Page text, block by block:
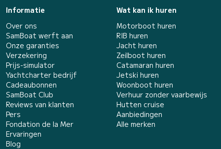
Informatie
Over ons
SamBoat werft aan
Onze garanties
Verzekering
Prijs-simulator
Yachtcharter bedrijf
Cadeaubonnen
SamBoat Club
Reviews van klanten
Pers
Fondation de la Mer
Ervaringen
Blog
Wat kan ik huren
Motorboot huren
RIB huren
Jacht huren
Zeilboot huren
Catamaran huren
Jetski huren
Woonboot huren
Verhuur zonder vaarbewijs
Hutten cruise
Aanbiedingen
Alle merken